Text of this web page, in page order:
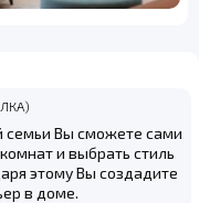
семьи Вы сможете сами
и выбрать стиль
этому Вы создадите
в доме.